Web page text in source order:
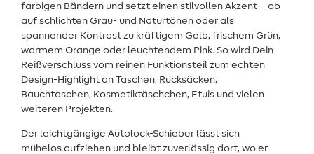
farbigen Bändern und setzt einen stilvollen Akzent – ob
auf schlichten Grau- und Naturtönen oder als
spannender Kontrast zu kräftigem Gelb, frischem Grün,
warmem Orange oder leuchtendem Pink. So wird Dein
Reißverschluss vom reinen Funktionsteil zum echten
Design-Highlight an Taschen, Rucksäcken,
Bauchtaschen, Kosmetiktäschchen, Etuis und vielen
weiteren Projekten.
Der leichtgängige Autolock-Schieber lässt sich
mühelos aufziehen und bleibt zuverlässig dort, wo er